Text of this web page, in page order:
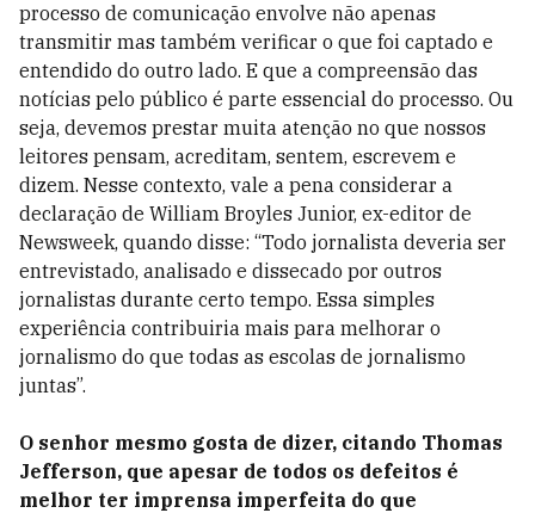
processo de comunicação envolve não apenas
transmitir mas também verificar o que foi captado e
entendido do outro lado. E que a compreensão das
notícias pelo público é parte essencial do processo. Ou
seja, devemos prestar muita atenção no que nossos
leitores pensam, acreditam, sentem, escrevem e
dizem. Nesse contexto, vale a pena considerar a
declaração de William Broyles Junior, ex-editor de
Newsweek, quando disse: “Todo jornalista deveria ser
entrevistado, analisado e dissecado por outros
jornalistas durante certo tempo. Essa simples
experiência contribuiria mais para melhorar o
jornalismo do que todas as escolas de jornalismo
juntas”.
O senhor mesmo gosta de dizer, citando Thomas
Jefferson, que apesar de todos os defeitos é
melhor ter imprensa imperfeita do que